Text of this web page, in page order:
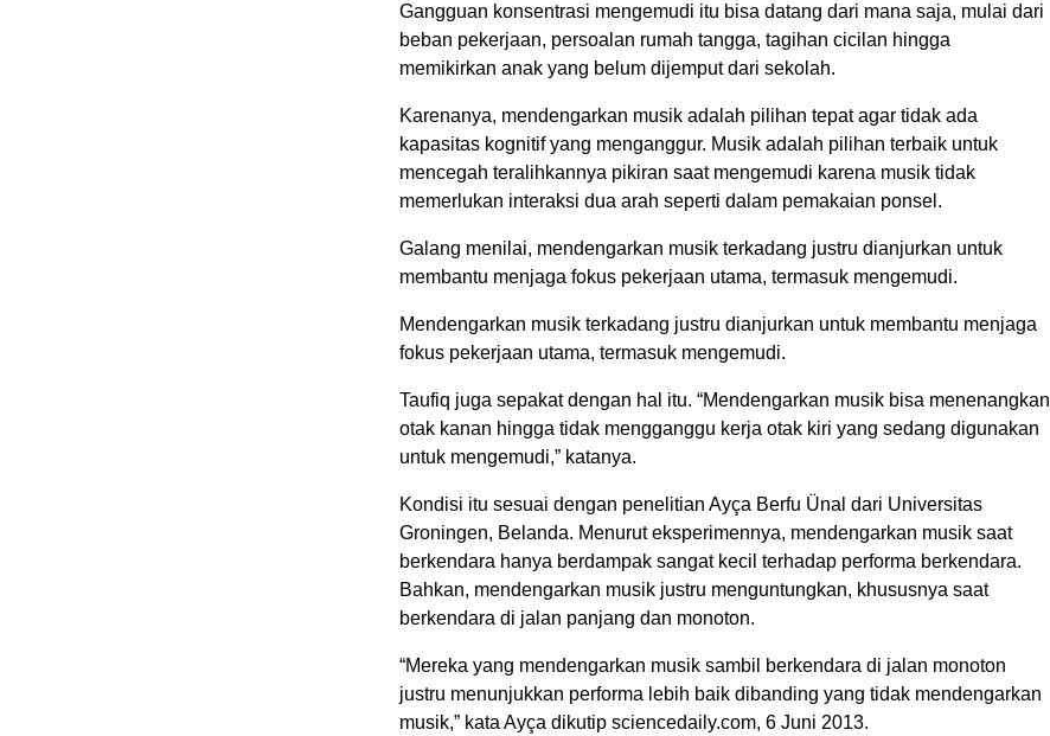
Gangguan konsentrasi mengemudi itu bisa datang dari mana saja, mulai dari
beban pekerjaan, persoalan rumah tangga, tagihan cicilan hingga
memikirkan anak yang belum dijemput dari sekolah.
Karenanya, mendengarkan musik adalah pilihan tepat agar tidak ada
kapasitas kognitif yang menganggur. Musik adalah pilihan terbaik untuk
mencegah teralihkannya pikiran saat mengemudi karena musik tidak
memerlukan interaksi dua arah seperti dalam pemakaian ponsel.
Galang menilai, mendengarkan musik terkadang justru dianjurkan untuk
membantu menjaga fokus pekerjaan utama, termasuk mengemudi.
Mendengarkan musik terkadang justru dianjurkan untuk membantu menjaga
fokus pekerjaan utama, termasuk mengemudi.
Taufiq juga sepakat dengan hal itu. “Mendengarkan musik bisa menenangkan
otak kanan hingga tidak mengganggu kerja otak kiri yang sedang digunakan
untuk mengemudi,” katanya.
Kondisi itu sesuai dengan penelitian Ayça Berfu Ünal dari Universitas
Groningen, Belanda. Menurut eksperimennya, mendengarkan musik saat
berkendara hanya berdampak sangat kecil terhadap performa berkendara.
Bahkan, mendengarkan musik justru menguntungkan, khususnya saat
berkendara di jalan panjang dan monoton.
“Mereka yang mendengarkan musik sambil berkendara di jalan monoton
justru menunjukkan performa lebih baik dibanding yang tidak mendengarkan
musik,” kata Ayça dikutip sciencedaily.com, 6 Juni 2013.